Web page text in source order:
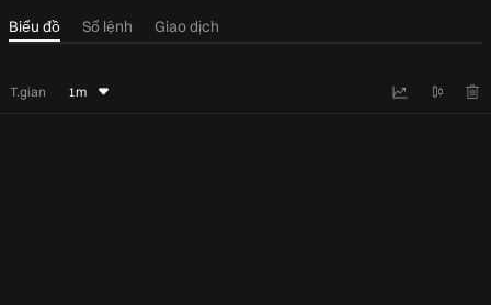
Biểu đồ Sổ lệnh Giao dịch
T.gian 1m